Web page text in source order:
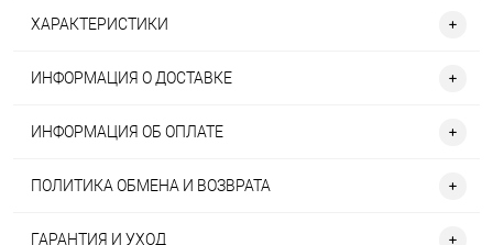
ХАРАКТЕРИСТИКИ
ИНФОРМАЦИЯ О ДОСТАВКЕ
ИНФОРМАЦИЯ ОБ ОПЛАТЕ
ПОЛИТИКА ОБМЕНА И ВОЗВРАТА
ГАРАНТИЯ И УХОД